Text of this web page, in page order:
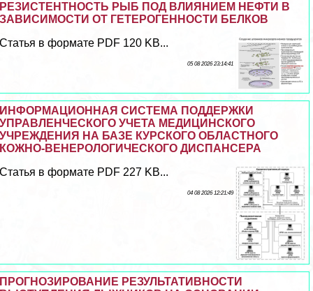
РЕЗИСТЕНТНОСТЬ РЫБ ПОД ВЛИЯНИЕМ НЕФТИ В
ЗАВИСИМОСТИ ОТ ГЕТЕРОГЕННОСТИ БЕЛКОВ
Статья в формате PDF 120 KB...
05 08 2026 23:14:41
ИНФОРМАЦИОННАЯ СИСТЕМА ПОДДЕРЖКИ
УПРАВЛЕНЧЕСКОГО УЧЕТА МЕДИЦИНСКОГО
УЧРЕЖДЕНИЯ НА БАЗЕ КУРСКОГО ОБЛАСТНОГО
КОЖНО-ВЕНЕРОЛОГИЧЕСКОГО ДИСПАНСЕРА
Статья в формате PDF 227 KB...
04 08 2026 12:21:49
ПРОГНОЗИРОВАНИЕ РЕЗУЛЬТАТИВНОСТИ